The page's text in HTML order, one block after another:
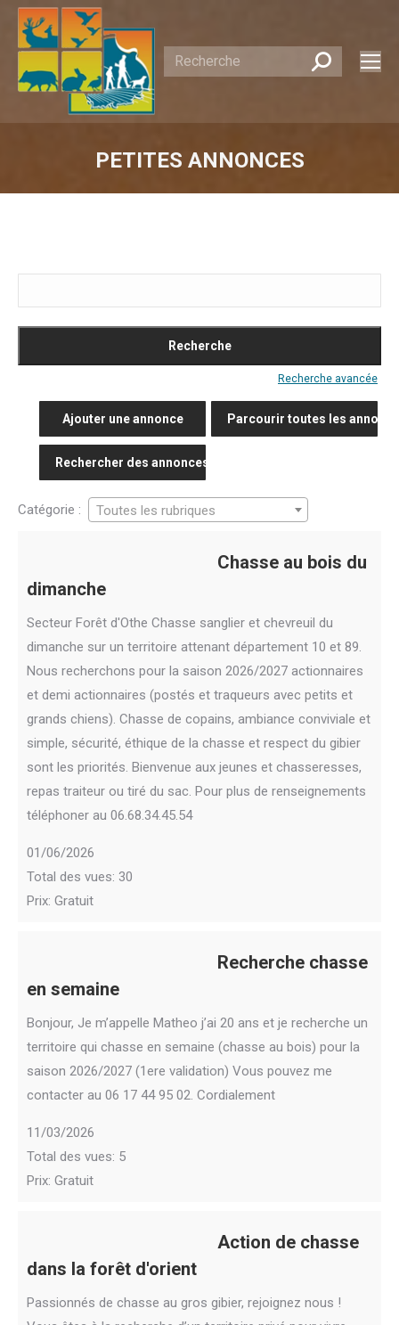
Recherche
:
PETITES ANNONCES
Recherche avancée
Ajouter une annonce Parcourir toutes les
Rechercher des annonces
Catégorie : Toutes les rubriques
Chasse au bois du
dimanche
Secteur Forêt d'Othe Chasse sanglier et chevreuil du
dimanche sur un territoire attenant département 10 et 89.
Nous recherchons pour la saison 2026/2027 actionnaires
et demi actionnaires (postés et traqueurs avec petits et
grands chiens). Chasse de copains, ambiance conviviale et
simple, sécurité, éthique de la chasse et respect du gibier
sont les priorités. Bienvenue aux jeunes et chasseresses,
repas traiteur ou tiré du sac. Pour plus de renseignements
téléphoner au 06.68.34.45.54
01/06/2026
Total des vues: 30
Prix: Gratuit
Recherche chasse
en semaine
Bonjour, Je m’appelle Matheo j’ai 20 ans et je recherche un
territoire qui chasse en semaine (chasse au bois) pour la
saison 2026/2027 (1ere validation) Vous pouvez me
contacter au 06 17 44 95 02. Cordialement
11/03/2026
Total des vues: 5
Prix: Gratuit
Action de chasse
dans la forêt d'orient
Passionnés de chasse au gros gibier, rejoignez nous !